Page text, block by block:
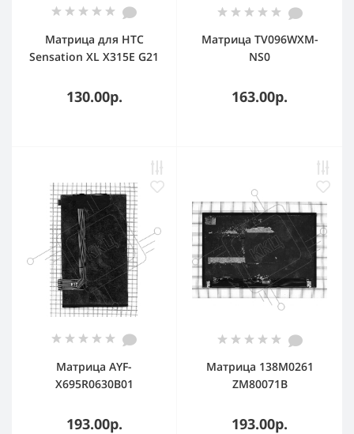
Матрица для HTC
Sensation XL X315E G21
130.00р.
Матрица TV096WXM-
NS0
163.00р.
Матрица AYF-
X695R0630B01
193.00р.
Матрица 138M0261
ZM80071B
193.00р.